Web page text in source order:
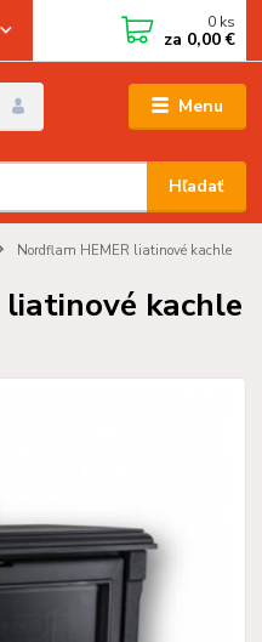
Menu
Hľadať
0 ks
za 0,00 €
Nordflam HEMER liatinové kachle
kachle